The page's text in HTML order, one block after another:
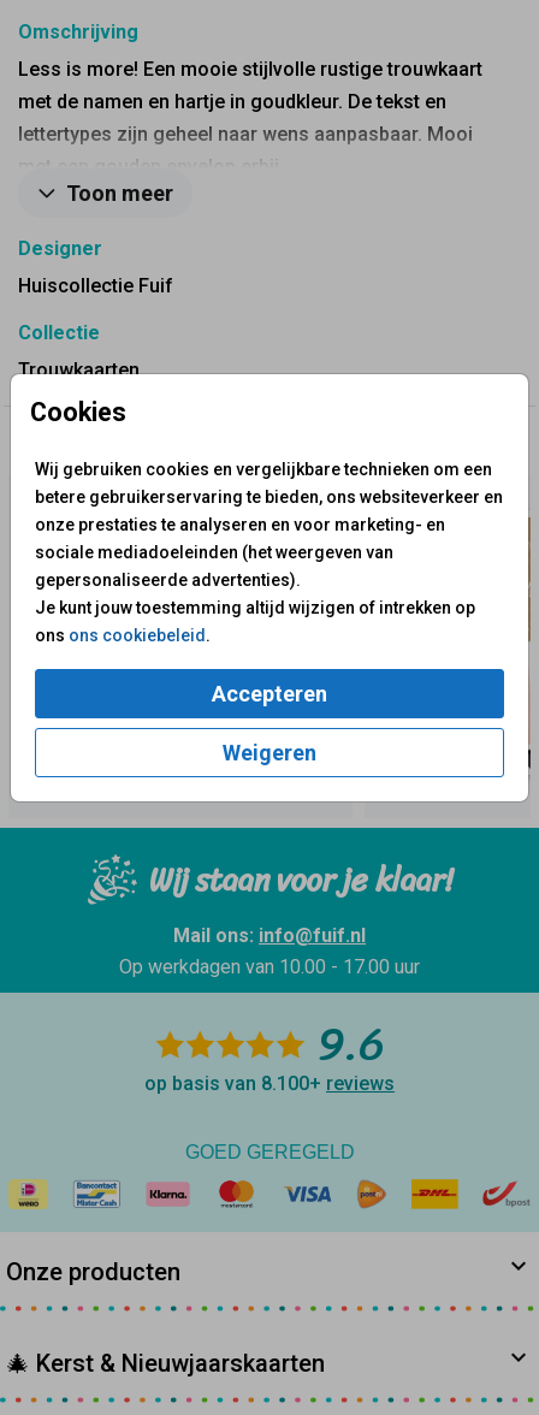
Cookies
Wij gebruiken cookies en vergelijkbare technieken om een
betere gebruikerservaring te bieden, ons websiteverkeer en
onze prestaties te analyseren en voor marketing- en
sociale mediadoeleinden (het weergeven van
gepersonaliseerde advertenties).
Je kunt jouw toestemming altijd wijzigen of intrekken op
ons ons cookiebeleid.
Accepteren
Weigeren
Omschrijving
Less is more! Een mooie stijlvolle rustige trouwkaart
met de namen en hartje in goudkleur. De tekst en
lettertypes zijn geheel naar wens aanpasbaar. Mooi
met een gouden envelop erbij.
Toon meer
Designer
Huiscollectie Fuif
Collectie
Trouwkaarten
Wij staan voor je klaar!
Mail ons: info@fuif.nl
Op werkdagen van 10.00 - 17.00 uur
9.6
op basis van 8.100+ reviews
GOED GEREGELD
Onze producten
🎄 Kerst & Nieuwjaarskaarten